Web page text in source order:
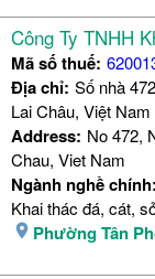
Công Ty TNHH
Mã số thuế:
Địa chỉ: Số nhà
Lai Châu, Việt Nam
Address: No 472,
Chau, Viet Nam
Ngành nghề chính:
Khai thác đá, cát,
Phường Tân